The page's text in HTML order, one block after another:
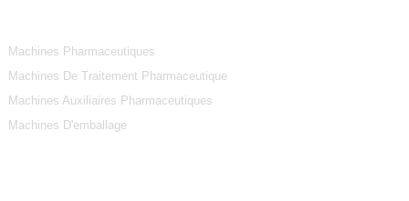
Machines Pharmaceutiques
Machines De Traitement Pharmaceutique
Machines Auxiliaires Pharmaceutiques
Machines D'emballage